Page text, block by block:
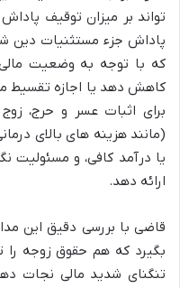
تواند بر میزان توقیف
پاداش جزء مستثنیات دین
که با توجه به وضعیت
کاهش دهد یا اجازه تقسیط
برای اثبات عسر و حرج، زوج
(مانند هزینه های بالای
یا درآمد کافی، و مسئولیت
ارائه دهد.
قاضی با بررسی دقیق این
بگیرد که هم حقوق زوجه را
تنگنای شدید مالی نجات